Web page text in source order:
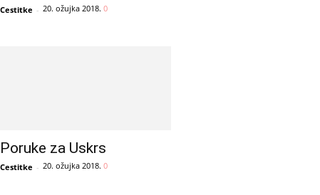
Cestitke - 20. ožujka 2018. 0
Poruke za Uskrs
Cestitke - 20. ožujka 2018. 0